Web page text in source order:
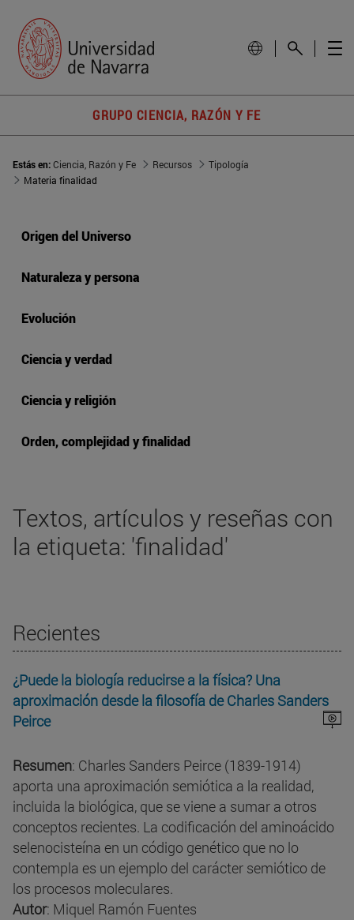
GRUPO CIENCIA, RAZÓN Y FE
Estás en:Ciencia, Razón y Fe Recursos
Tipología
Materia finalidad
Origen del Universo
Naturaleza y persona
Evolución
Ciencia y verdad
Ciencia y religión
Orden, complejidad y finalidad
Textos, artículos y reseñas con
la etiqueta: 'finalidad'
Recientes
¿Puede la biología reducirse a la física? Una
aproximación desde la filosofía de Charles Sanders
Peirce
Resumen: Charles Sanders Peirce (1839-1914)
aporta una aproximación semiótica a la realidad,
incluida la biológica, que se viene a sumar a otros
conceptos recientes. La codificación del aminoácido
selenocisteína en un código genético que no lo
contempla es un ejemplo del carácter semiótico de
los procesos moleculares.
Autor: Miquel Ramón Fuentes